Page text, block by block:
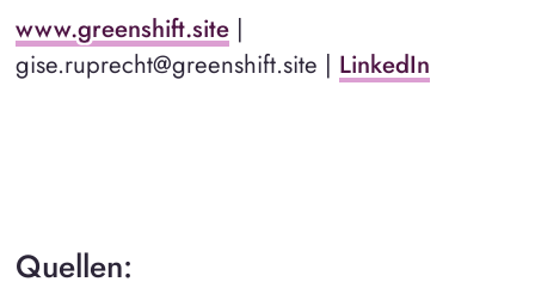
www.greenshift.site|
gise.ruprecht@greenshift.site | LinkedIn
Quellen: